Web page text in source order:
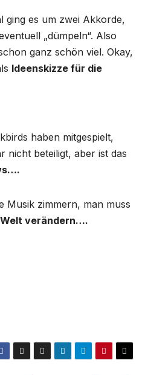
ging es um zwei Akkorde,
„dümpeln“. Also
ganz schön viel. Okay,
Ideenskizze für die
haben mitgespielt,
nicht beteiligt, aber ist das
Musik zimmern, man muss
verändern….